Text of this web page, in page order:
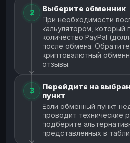
2 Выберите обменник
При необходимости
кальулятором, который
количество PayPal
после обмена.
криптовалютный
отзывы.
3
Перейдите на
пункт
Если обменный пункт
проводит технические
подберите
представленных в